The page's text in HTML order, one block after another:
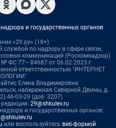
и государственных органов
«29.ру» (18+)
службой по надзору в сфере связи,
коммуникаций (Роскомнадзор)
ФС 77– 84687 от 06.02.2023 г.
ответственностью "ИНТЕРНЕТ
Елена Владимировна
набережная Северной Двины, д.
46-03-29 (доб. 3207)
29@shkulev.ru
и государственных органов:
или воспользуйтесь веб-формой